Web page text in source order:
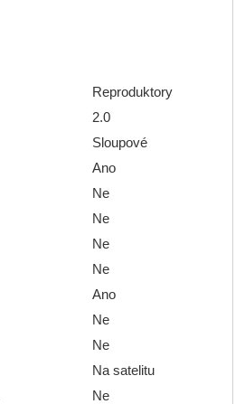
Reproduktory
2.0
Sloupové
Ano
Ne
Ne
Ne
Ne
Ano
Ne
Ne
Na satelitu
Ne